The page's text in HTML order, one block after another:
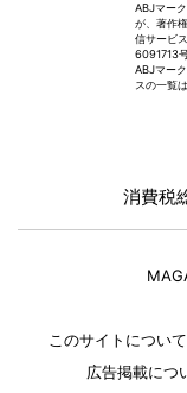
ABJマー
が、著作
信サービ
6091713
ABJマー
スの一覧
消費税
このサイトについて
広告掲載につ